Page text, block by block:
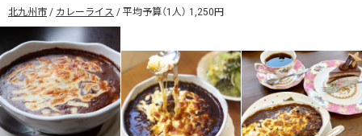
北九州市 カレーライス 平均予算（1人） 1,250円